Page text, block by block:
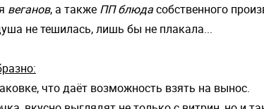
веганов, а также ПП блюдасобственного
не тешилась, лишь бы не плакала...
что даёт возможность взять на вынос.